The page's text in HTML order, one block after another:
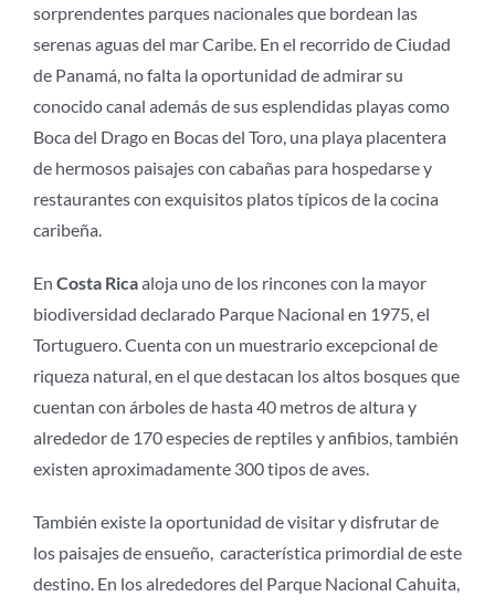
sorprendentes parques nacionales que bordean las
serenas aguas del mar Caribe. En el recorrido de Ciudad
de Panamá, no falta la oportunidad de admirar su
conocido canal además de sus esplendidas playas como
Boca del Drago en Bocas del Toro, una playa placentera
de hermosos paisajes con cabañas para hospedarse y
restaurantes con exquisitos platos típicos de la cocina
caribeña.
En Costa Ricaaloja uno de los rincones con la mayor
biodiversidad declarado Parque Nacional en 1975, el
Tortuguero. Cuenta con un muestrario excepcional de
riqueza natural, en el que destacan los altos bosques que
cuentan con árboles de hasta 40 metros de altura y
alrededor de 170 especies de reptiles y anfibios, también
existen aproximadamente 300 tipos de aves.
También existe la oportunidad de visitar y disfrutar de
los paisajes de ensueño, característica primordial de este
destino. En los alrededores del Parque Nacional Cahuita,